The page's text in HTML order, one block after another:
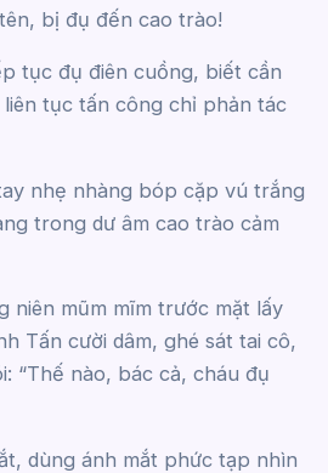
bị đụ đến cao trào!
tục đụ điên cuồng, biết cần
tục tấn công chỉ phản tác
nhẹ nhàng bóp cặp vú trắng
trong dư âm cao trào cảm
niên mũm mĩm trước mặt lấy
Tấn cười dâm, ghé sát tai cô,
“Thế nào, bác cả, cháu đụ
dùng ánh mắt phức tạp nhìn